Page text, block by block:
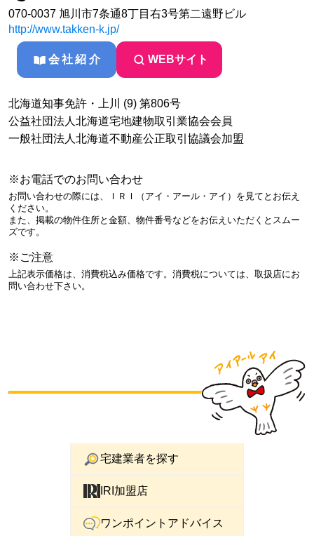
070-0037 旭川市7条通8丁目右3号第二遠野ビル
http://www.takken-k.jp/
会社紹介 WEBサイト
北海道知事免許・上川 (9) 第806号
公益社団法人北海道宅地建物取引業協会会員
一般社団法人北海道不動産公正取引協議会加盟
※お電話でのお問い合わせ
お問い合わせの際には、ＩＲＩ（アイ・アール・アイ）を見てとお伝え
ください。
また、掲載の物件住所と金額、物件番号などをお伝えいただくとスムー
ズです。
※ご注意
上記表示価格は、消費税込み価格です。消費税については、取扱店にお
問い合わせ下さい。
宅建業者を探す
IRI加盟店
ワンポイントアドバイス